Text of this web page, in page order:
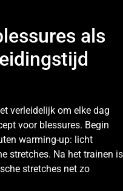
als
verleidelijk om elke dag
voor blessures. Begin
warming-up: licht
stretches. Na het trainen is
stretches net zo